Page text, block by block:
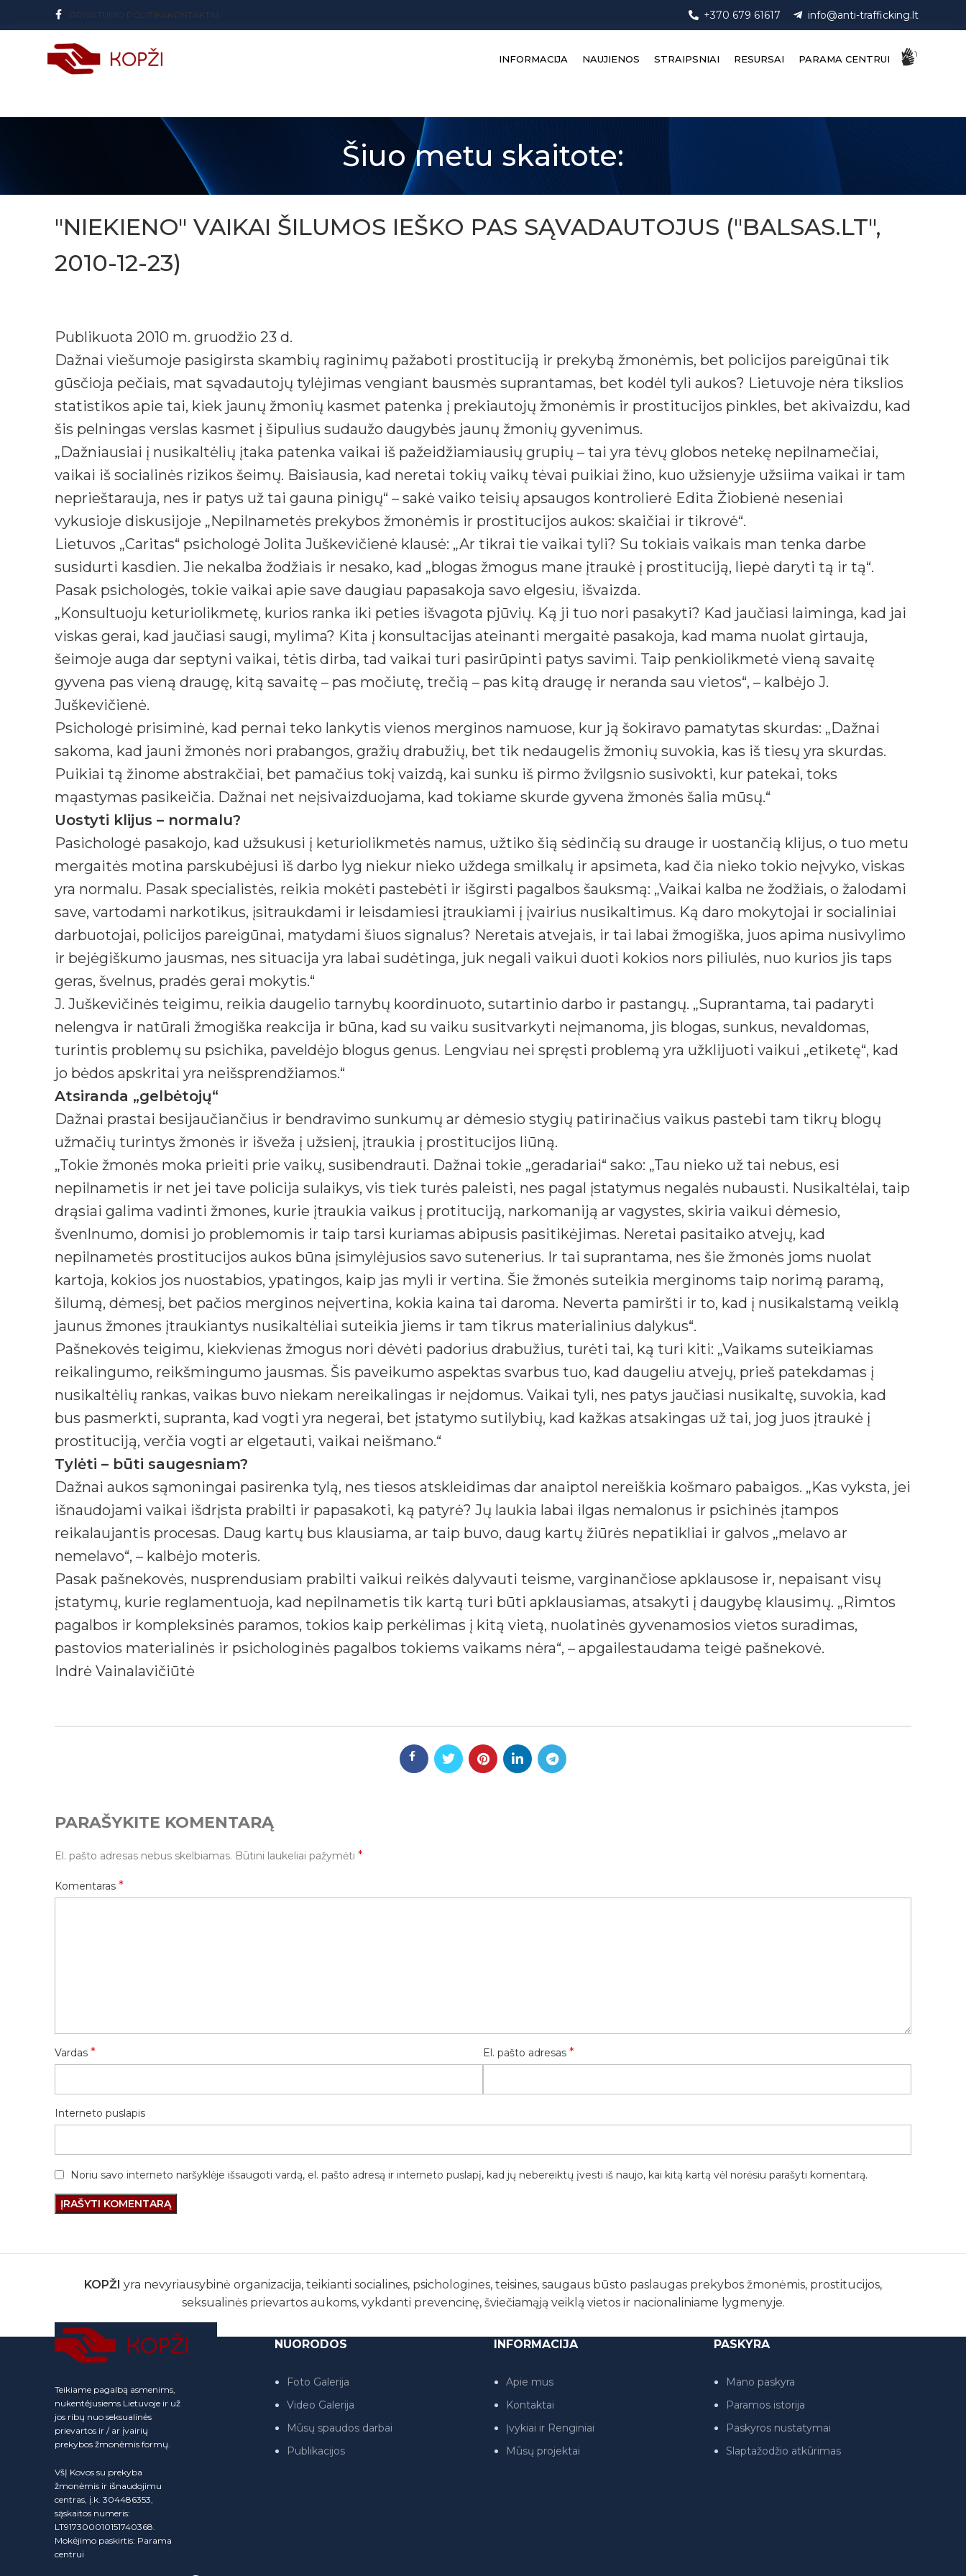
PRIVATUMO POLITIKA KONTAKTAI +370 679 61617 info@anti-trafficking.lt
INFORMACIJA NAUJIENOS STRAIPSNIAI RESURSAI PARAMA CENTRUI
Šiuo metu skaitote:
"NIEKIENO" VAIKAI ŠILUMOS IEŠKO PAS SĄVADAUTOJUS ("BALSAS.LT",
2010-12-23)
Publikuota 2010 m. gruodžio 23 d.
Dažnai viešumoje pasigirsta skambių raginimų pažaboti prostituciją ir prekybą žmonėmis, bet policijos pareigūnai tik
gūsčioja pečiais, mat sąvadautojų tylėjimas vengiant bausmės suprantamas, bet kodėl tyli aukos? Lietuvoje nėra tikslios
statistikos apie tai, kiek jaunų žmonių kasmet patenka į prekiautojų žmonėmis ir prostitucijos pinkles, bet akivaizdu, kad
šis pelningas verslas kasmet į šipulius sudaužo daugybės jaunų žmonių gyvenimus.
„Dažniausiai į nusikaltėlių įtaka patenka vaikai iš pažeidžiamiausių grupių – tai yra tėvų globos netekę nepilnamečiai,
vaikai iš socialinės rizikos šeimų. Baisiausia, kad neretai tokių vaikų tėvai puikiai žino, kuo užsienyje užsiima vaikai ir tam
neprieštarauja, nes ir patys už tai gauna pinigų“ – sakė vaiko teisių apsaugos kontrolierė Edita Žiobienė neseniai
vykusioje diskusijoje „Nepilnametės prekybos žmonėmis ir prostitucijos aukos: skaičiai ir tikrovė“.
Lietuvos „Caritas“ psichologė Jolita Juškevičienė klausė: „Ar tikrai tie vaikai tyli? Su tokiais vaikais man tenka darbe
susidurti kasdien. Jie nekalba žodžiais ir nesako, kad „blogas žmogus mane įtraukė į prostituciją, liepė daryti tą ir tą“.
Pasak psichologės, tokie vaikai apie save daugiau papasakoja savo elgesiu, išvaizda.
„Konsultuoju keturiolikmetę, kurios ranka iki peties išvagota pjūvių. Ką ji tuo nori pasakyti? Kad jaučiasi laiminga, kad jai
viskas gerai, kad jaučiasi saugi, mylima? Kita į konsultacijas ateinanti mergaitė pasakoja, kad mama nuolat girtauja,
šeimoje auga dar septyni vaikai, tėtis dirba, tad vaikai turi pasirūpinti patys savimi. Taip penkiolikmetė vieną savaitę
gyvena pas vieną draugę, kitą savaitę – pas močiutę, trečią – pas kitą draugę ir neranda sau vietos“, – kalbėjo J.
Juškevičienė.
Psichologė prisiminė, kad pernai teko lankytis vienos merginos namuose, kur ją šokiravo pamatytas skurdas: „Dažnai
sakoma, kad jauni žmonės nori prabangos, gražių drabužių, bet tik nedaugelis žmonių suvokia, kas iš tiesų yra skurdas.
Puikiai tą žinome abstrakčiai, bet pamačius tokį vaizdą, kai sunku iš pirmo žvilgsnio susivokti, kur patekai, toks
mąastymas pasikeičia. Dažnai net neįsivaizduojama, kad tokiame skurde gyvena žmonės šalia mūsų.“
Uostyti klijus – normalu?
Pasichologė pasakojo, kad užsukusi į keturiolikmetės namus, užtiko šią sėdinčią su drauge ir uostančią klijus, o tuo metu
mergaitės motina parskubėjusi iš darbo lyg niekur nieko uždega smilkalų ir apsimeta, kad čia nieko tokio neįvyko, viskas
yra normalu. Pasak specialistės, reikia mokėti pastebėti ir išgirsti pagalbos šauksmą: „Vaikai kalba ne žodžiais, o žalodami
save, vartodami narkotikus, įsitraukdami ir leisdamiesi įtraukiami į įvairius nusikaltimus. Ką daro mokytojai ir socialiniai
darbuotojai, policijos pareigūnai, matydami šiuos signalus? Neretais atvejais, ir tai labai žmogiška, juos apima nusivylimo
ir bejėgiškumo jausmas, nes situacija yra labai sudėtinga, juk negali vaikui duoti kokios nors piliulės, nuo kurios jis taps
geras, švelnus, pradės gerai mokytis.“
J. Juškevičinės teigimu, reikia daugelio tarnybų koordinuoto, sutartinio darbo ir pastangų. „Suprantama, tai padaryti
nelengva ir natūrali žmogiška reakcija ir būna, kad su vaiku susitvarkyti neįmanoma, jis blogas, sunkus, nevaldomas,
turintis problemų su psichika, paveldėjo blogus genus. Lengviau nei spręsti problemą yra užklijuoti vaikui „etiketę“, kad
jo bėdos apskritai yra neišsprendžiamos.“
Atsiranda „gelbėtojų“
Dažnai prastai besijaučiančius ir bendravimo sunkumų ar dėmesio stygių patirinačius vaikus pastebi tam tikrų blogų
užmačių turintys žmonės ir išveža į užsienį, įtraukia į prostitucijos liūną.
„Tokie žmonės moka prieiti prie vaikų, susibendrauti. Dažnai tokie „geradariai“ sako: „Tau nieko už tai nebus, esi
nepilnametis ir net jei tave policija sulaikys, vis tiek turės paleisti, nes pagal įstatymus negalės nubausti. Nusikaltėlai, taip
drąsiai galima vadinti žmones, kurie įtraukia vaikus į protituciją, narkomaniją ar vagystes, skiria vaikui dėmesio,
švenlnumo, domisi jo problemomis ir taip tarsi kuriamas abipusis pasitikėjimas. Neretai pasitaiko atvejų, kad
nepilnametės prostitucijos aukos būna įsimylėjusios savo sutenerius. Ir tai suprantama, nes šie žmonės joms nuolat
kartoja, kokios jos nuostabios, ypatingos, kaip jas myli ir vertina. Šie žmonės suteikia merginoms taip norimą paramą,
šilumą, dėmesį, bet pačios merginos neįvertina, kokia kaina tai daroma. Neverta pamiršti ir to, kad į nusikalstamą veiklą
jaunus žmones įtraukiantys nusikaltėliai suteikia jiems ir tam tikrus materialinius dalykus“.
Pašnekovės teigimu, kiekvienas žmogus nori dėvėti padorius drabužius, turėti tai, ką turi kiti: „Vaikams suteikiamas
reikalingumo, reikšmingumo jausmas. Šis paveikumo aspektas svarbus tuo, kad daugeliu atvejų, prieš patekdamas į
nusikaltėlių rankas, vaikas buvo niekam nereikalingas ir neįdomus. Vaikai tyli, nes patys jaučiasi nusikaltę, suvokia, kad
bus pasmerkti, supranta, kad vogti yra negerai, bet įstatymo sutilybių, kad kažkas atsakingas už tai, jog juos įtraukė į
prostituciją, verčia vogti ar elgetauti, vaikai neišmano.“
Tylėti – būti saugesniam?
Dažnai aukos sąmoningai pasirenka tylą, nes tiesos atskleidimas dar anaiptol nereiškia košmaro pabaigos. „Kas vyksta, jei
išnaudojami vaikai išdrįsta prabilti ir papasakoti, ką patyrė? Jų laukia labai ilgas nemalonus ir psichinės įtampos
reikalaujantis procesas. Daug kartų bus klausiama, ar taip buvo, daug kartų žiūrės nepatikliai ir galvos „melavo ar
nemelavo“, – kalbėjo moteris.
Pasak pašnekovės, nusprendusiam prabilti vaikui reikės dalyvauti teisme, varginančiose apklausose ir, nepaisant visų
įstatymų, kurie reglamentuoja, kad nepilnametis tik kartą turi būti apklausiamas, atsakyti į daugybę klausimų. „Rimtos
pagalbos ir kompleksinės paramos, tokios kaip perkėlimas į kitą vietą, nuolatinės gyvenamosios vietos suradimas,
pastovios materialinės ir psichologinės pagalbos tokiems vaikams nėra“, – apgailestaudama teigė pašnekovė.
Indrė Vainalavičiūtė
PARAŠYKITE KOMENTARĄ
El. pašto adresas nebus skelbiamas. Būtini laukeliai pažymėti *
Komentaras *
Vardas * El. pašto adresas *
Interneto puslapis
Noriu savo interneto naršyklėje išsaugoti vardą, el. pašto adresą ir interneto puslapį, kad jų nebereiktų įvesti iš naujo, kai kitą kartą vėl norėsiu parašyti komentarą.
KOPŽI yra nevyriausybinė organizacija, teikianti socialines, psichologines, teisines, saugaus būsto paslaugas prekybos žmonėmis, prostitucijos,
seksualinės prievartos aukoms, vykdanti prevencinę, šviečiamąją veiklą vietos ir nacionaliniame lygmenyje.
Teikiame pagalbą asmenims,
nukentėjusiems Lietuvoje ir už
jos ribų nuo seksualinės
prievartos ir / ar įvairių
prekybos žmonėmis formų.
VšĮ Kovos su prekyba
žmonėmis ir išnaudojimu
centras, į.k. 304486353,
sąskaitos numeris:
LT917300010151740368.
Mokėjimo paskirtis: Parama
centrui
NUORODOS
Foto Galerija
Video Galerija
Mūsų spaudos darbai
Publikacijos
INFORMACIJA
Apie mus
Kontaktai
Įvykiai ir Renginiai
Mūsų projektai
PASKYRA
Mano paskyra
Paramos istorija
Paskyros nustatymai
Slaptažodžio atkūrimas